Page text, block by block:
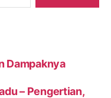
Dampaknya
– Pengertian,